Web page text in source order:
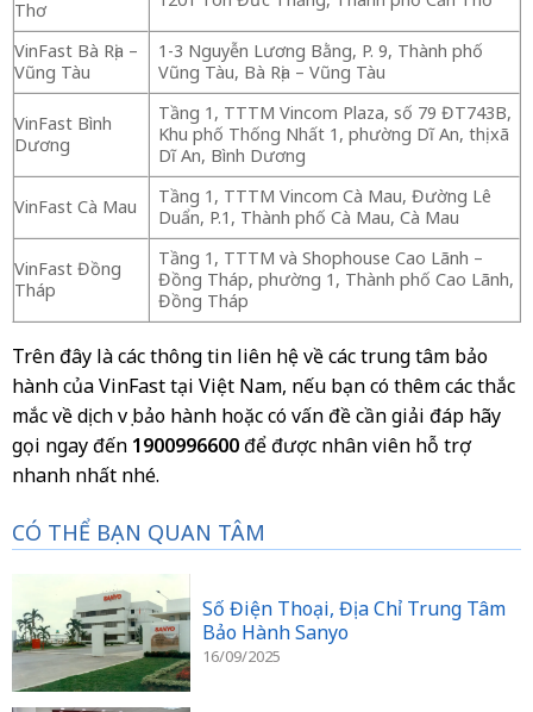
Thơ
VinFast Bà Rịa –
Vũng Tàu
1-3 Nguyễn Lương Bằng, P. 9, Thành phố
Vũng Tàu, Bà Rịa – Vũng Tàu
VinFast Bình
Dương
Tầng 1, TTTM Vincom Plaza, số 79 ĐT743B,
Khu phố Thống Nhất 1, phường Dĩ An, thị xã
Dĩ An, Bình Dương
VinFast Cà Mau
Tầng 1, TTTM Vincom Cà Mau, Đường Lê
Duẩn, P.1, Thành phố Cà Mau, Cà Mau
VinFast Đồng
Tháp
Tầng 1, TTTM và Shophouse Cao Lãnh –
Đồng Tháp, phường 1, Thành phố Cao Lãnh,
Đồng Tháp
Trên đây là các thông tin liên hệ về các trung tâm bảo
hành của VinFast tại Việt Nam, nếu bạn có thêm các thắc
mắc về dịch vụ bảo hành hoặc có vấn đề cần giải đáp hãy
gọi ngay đến 1900996600để được nhân viên hỗ trợ
nhanh nhất nhé.
CÓ THỂ BẠN QUAN TÂM
Số Điện Thoại, Địa Chỉ Trung Tâm
Bảo Hành Sanyo
16/09/2025